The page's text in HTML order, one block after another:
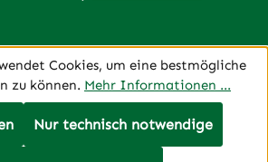
Cookies, um eine bestmögliche
zu können. Mehr Informationen ...
Nur technisch notwendige